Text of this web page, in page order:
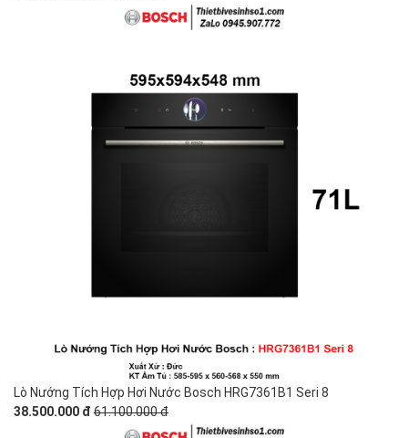
Lò Nướng Tích Hợp Hơi Nước Bosch HRG7361B1 Seri 8
38.500.000 đ 61.100.000 đ